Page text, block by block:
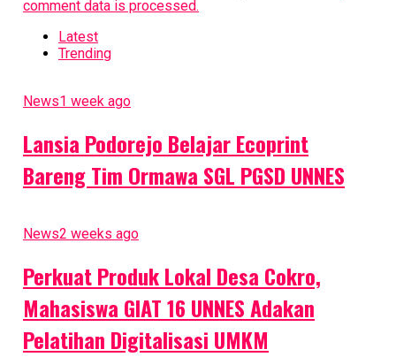
comment data is processed.
Latest
Trending
News1 week ago
Lansia Podorejo Belajar Ecoprint
Bareng Tim Ormawa SGL PGSD UNNES
News2 weeks ago
Perkuat Produk Lokal Desa Cokro,
Mahasiswa GIAT 16 UNNES Adakan
Pelatihan Digitalisasi UMKM